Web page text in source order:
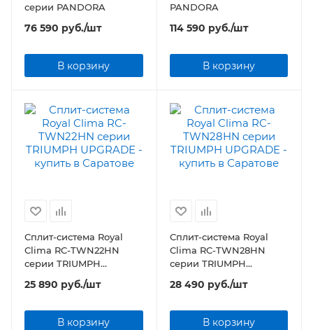
серии PANDORA
76 590 руб./шт
В корзину
PANDORA
114 590 руб./шт
В корзину
Сплит-система Royal
Clima RC-TWN22HN
серии TRIUMPH
25 890 руб./шт
В корзину
Сплит-система Royal
Clima RC-TWN28HN
серии TRIUMPH
28 490 руб./шт
В корзину